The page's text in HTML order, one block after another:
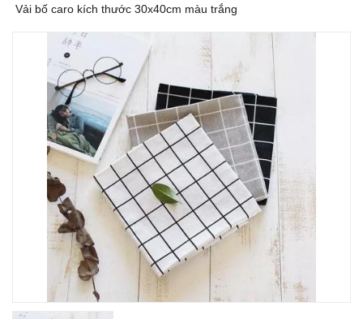
Vải bố caro kích thước 30x40cm màu trắng